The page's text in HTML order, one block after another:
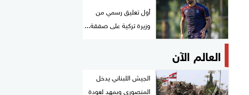
أول تعليق رسمي من
وزيرة تركية على صفقة...
العالم الآن
الجيش اللبناني يدخل
المنصوري ويمهد لعودة